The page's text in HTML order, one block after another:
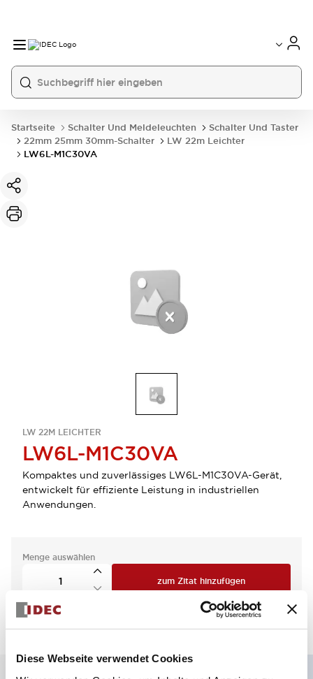
Diese Webseite verwendet Cookies
Startseite Schalter Und Meldeleuchten
Schalter Und Taster
22mm 25mm 30mm-Schalter
LW 22m Leichter
LW6L-M1C30VA
LW 22M LEICHTER
LW6L-M1C30VA
Kompaktes und zuverlässiges LW6L-M1C30VA-Gerät,
entwickelt für effiziente Leistung in industriellen
Anwendungen.
Menge auswählen
zum Zitat hinzufügen